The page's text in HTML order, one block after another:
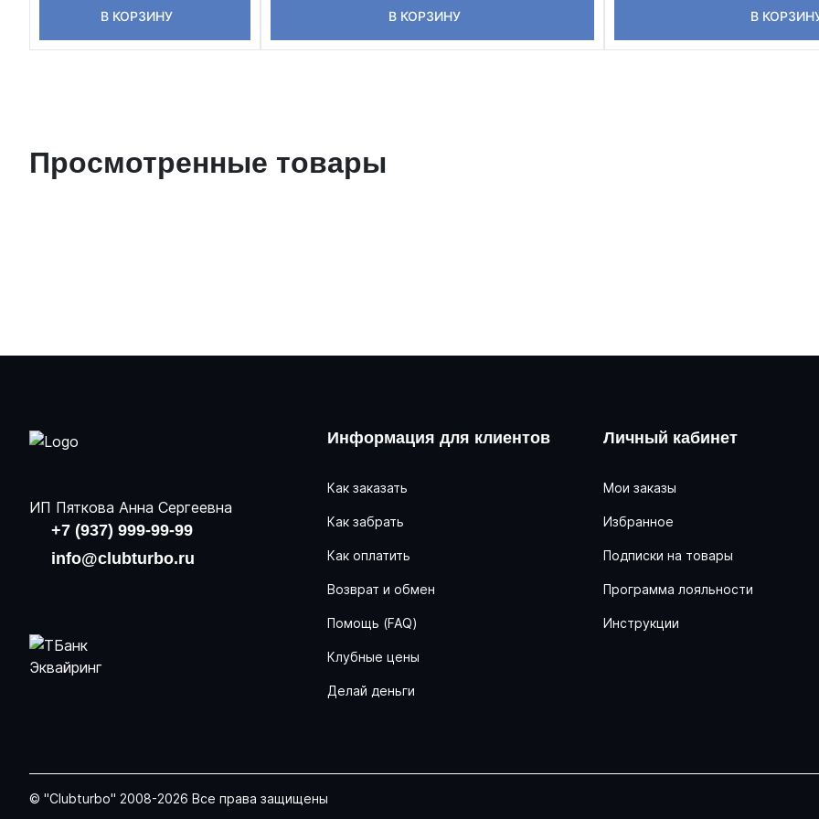
В КОРЗИНУ В КОРЗИНУ В
Просмотренные товары
ИП Пяткова Анна Сергеевна
+7 (937) 999-99-99
info@clubturbo.ru
Информация для клиентов
Как заказать
Как забрать
Как оплатить
Возврат и обмен
Помощь (FAQ)
Клубные цены
Делай деньги
Личный кабинет
Мои заказы
Избранное
Подписки на товары
Программа лояльности
Инструкции
© "Clubturbo" 2008-2026 Все права защищены